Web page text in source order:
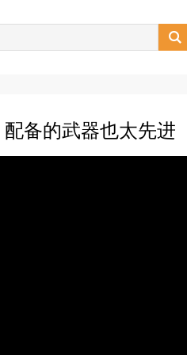

备的武器也太先进